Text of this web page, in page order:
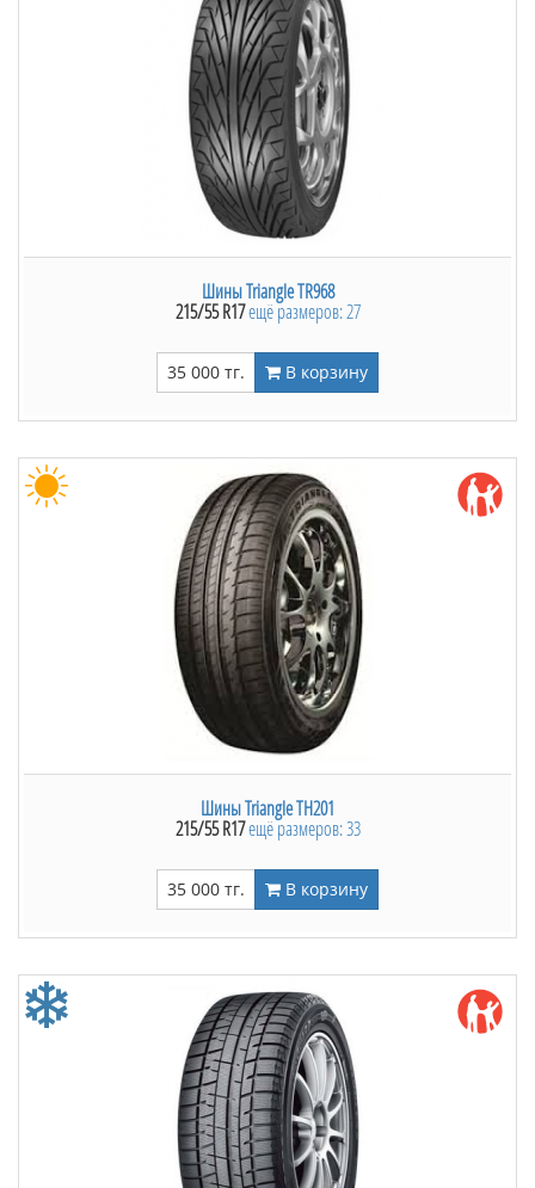
Шины Triangle TR968
215/55 R17ещё размеров: 27
35 000 тг. В корзину
Шины Triangle TH201
215/55 R17ещё размеров: 33
35 000 тг. В корзину